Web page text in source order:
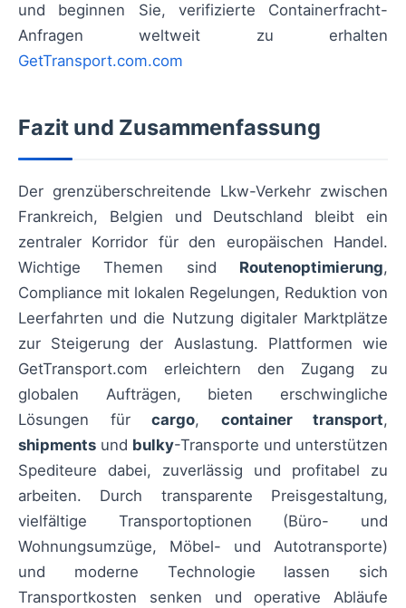
und beginnen Sie, verifizierte Containerfracht-
Anfragen weltweit zu erhalten
GetTransport.com.com
Fazit und Zusammenfassung
Der grenzüberschreitende Lkw-Verkehr zwischen
Frankreich, Belgien und Deutschland bleibt ein
zentraler Korridor für den europäischen Handel.
Wichtige Themen sind Routenoptimierung,
Compliance mit lokalen Regelungen, Reduktion von
Leerfahrten und die Nutzung digitaler Marktplätze
zur Steigerung der Auslastung. Plattformen wie
GetTransport.com erleichtern den Zugang zu
globalen Aufträgen, bieten erschwingliche
Lösungen für cargo, container transport,
shipments und bulky-Transporte und unterstützen
Spediteure dabei, zuverlässig und profitabel zu
arbeiten. Durch transparente Preisgestaltung,
vielfältige Transportoptionen (Büro- und
Wohnungsumzüge, Möbel- und Autotransporte)
und moderne Technologie lassen sich
Transportkosten senken und operative Abläufe